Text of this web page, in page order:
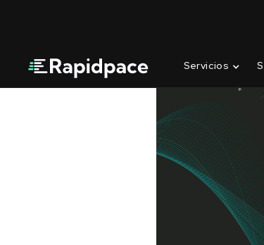
Servicios